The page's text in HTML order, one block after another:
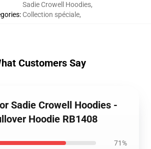
:
Sadie Crowell Hoodies,
Collection spéciale,
Customers Say
Sadie Crowell Hoodies -
Hoodie RB1408
71%